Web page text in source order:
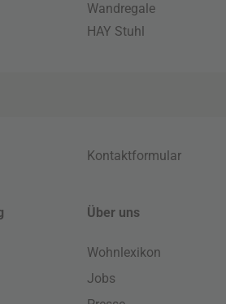
Wandregale
HAY Stuhl
Kontaktformular
Über uns
Wohnlexikon
Jobs